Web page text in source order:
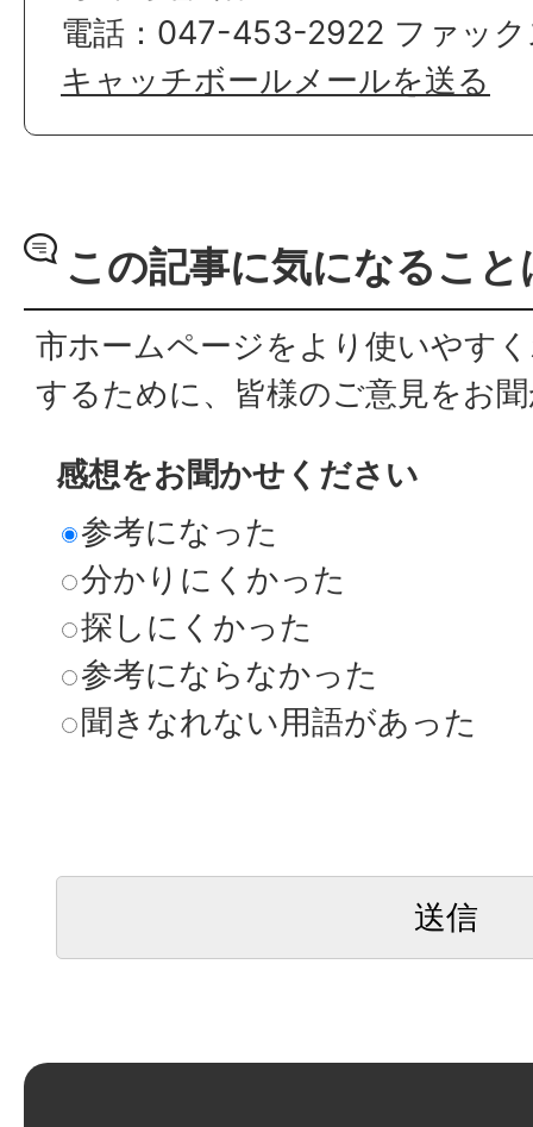
電話：047-453-2922 ファッ
キャッチボールメールを送る
この記事に気になるこ
市ホームページをより使いやす
するために、皆様のご意見をお
感想をお聞かせください
参考になった
分かりにくかった
探しにくかった
参考にならなかった
聞きなれない用語があった